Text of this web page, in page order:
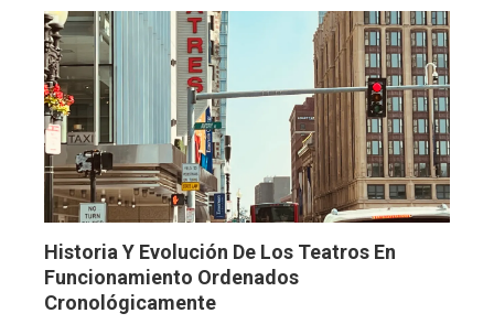
Historia Y Evolución De Los Teatros En
Funcionamiento Ordenados
Cronológicamente